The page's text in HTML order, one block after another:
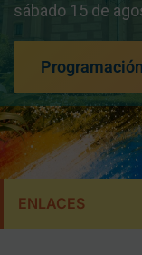
sábado 15 de
Programación
ENLACES